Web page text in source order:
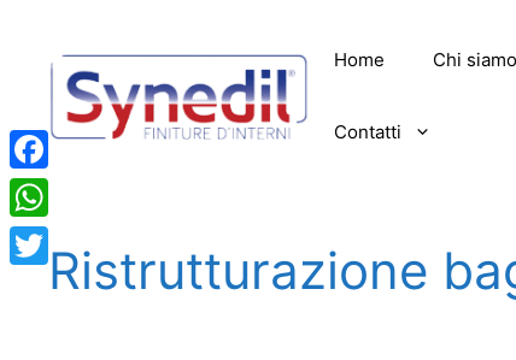
contenuto
Home Chi siamo
Contatti
Ristrutturazione
Facebook
WhatsApp
Twitter